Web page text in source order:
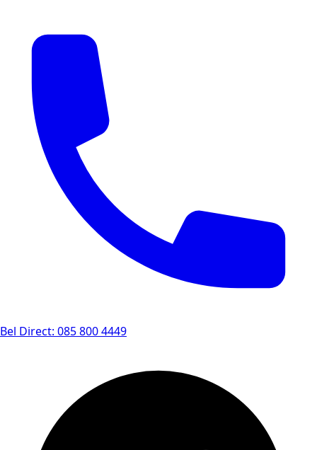
Bel Direct: 085 800 4449